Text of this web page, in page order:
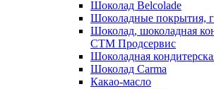
Шоколад Belcolade
Шоколадные покрытия,
Шоколад, шоколадная
СТМ Продсервис
Шоколадная
Шоколад Carma
Какао-масло